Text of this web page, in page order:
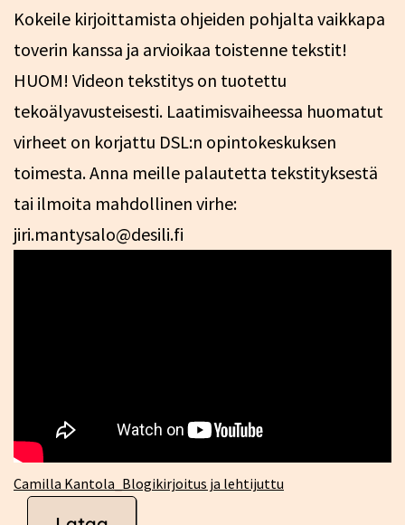
Kokeile kirjoittamista ohjeiden pohjalta vaikkapa
toverin kanssa ja arvioikaa toistenne tekstit!
HUOM! Videon tekstitys on tuotettu
tekoälyavusteisesti. Laatimisvaiheessa huomatut
virheet on korjattu DSL:n opintokeskuksen
toimesta. Anna meille palautetta tekstityksestä
tai ilmoita mahdollinen virhe:
jiri.mantysalo@desili.fi
Camilla Kantola_Blogikirjoitus ja lehtijuttu